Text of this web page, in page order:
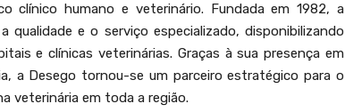
clínico humano e veterinário. Fundada em 1982, a
e o serviço especializado, disponibilizando
e clínicas veterinárias. Graças à sua presença em
a Desego tornou-se um parceiro estratégico para o
veterinária em toda a região.